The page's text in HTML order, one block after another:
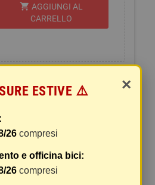
shopping_cart AGGIUNGI AL
CARRELLO
pacco
inviati entro 2 giorni
e vengono spediti
×
ESTIVE ⚠️
26 compresi
e officina bici:
26 compresi